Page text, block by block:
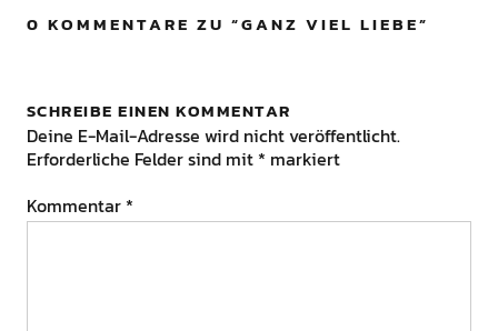
0 KOMMENTARE ZU “GANZ VIEL LIEBE”
SCHREIBE EINEN KOMMENTAR
Deine E-Mail-Adresse wird nicht veröffentlicht.
Erforderliche Felder sind mit * markiert
Kommentar *